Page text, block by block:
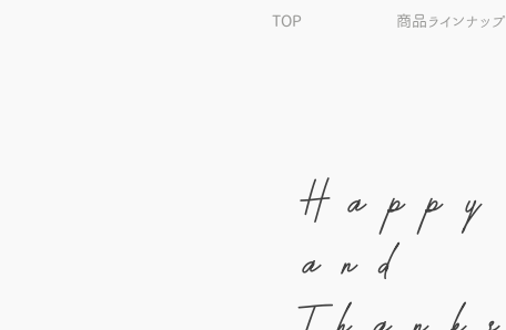
TOP 商品ラインナップ
Happy
and